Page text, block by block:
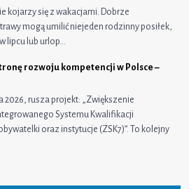
kojarzy się z wakacjami. Dobrze
mogą umilić niejeden rodzinny posiłek,
lipcu lub urlop…
rozwoju kompetencji w Polsce –
2026, rusza projekt: „Zwiększenie
Systemu Kwalifikacji
oraz instytucje (ZSK7)”. To kolejny